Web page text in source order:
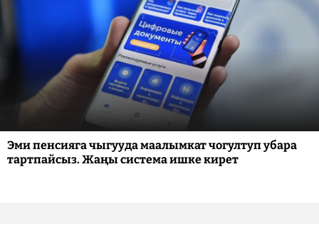
Эми пенсияга чыгууда маалымкат чогултуп убара
тартпайсыз. Жаңы система ишке кирет